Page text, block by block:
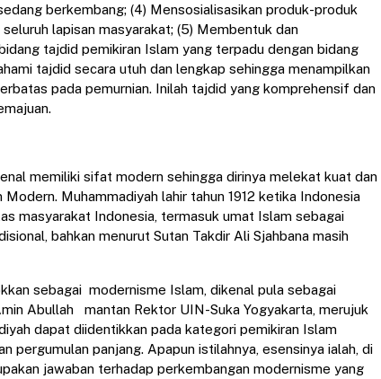
berkembang; (4) Mensosialisasikan produk-produk
lapisan masyarakat; (5) Membentuk dan
tajdid pemikiran Islam yang terpadu dengan bidang
tajdid secara utuh dan lengkap sehingga menampilkan
pada pemurnian. Inilah tajdid yang komprehensif dan
memiliki sifat modern sehingga dirinya melekat kuat dan
Muhammadiyah lahir tahun 1912 ketika Indonesia
masyarakat Indonesia, termasuk umat Islam sebagai
bahkan menurut Sutan Takdir Ali Sjahbana masih
sebagai modernisme Islam, dikenal pula sebagai
Abullah mantan Rektor UIN-Suka Yogyakarta, merujuk
dapat diidentikkan pada kategori pemikiran Islam
pergumulan panjang. Apapun istilahnya, esensinya ialah, di
jawaban terhadap perkembangan modernisme yang